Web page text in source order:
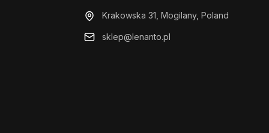
Krakowska 31, Mogilany, Poland
sklep@lenanto.pl